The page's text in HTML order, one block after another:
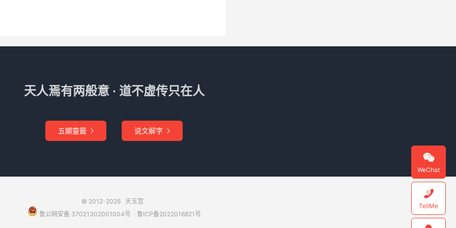
木度、罗犯四火度，计犯四土度也。
水星得令之时，虚日中有火乃败弱之火，既被水制，又
天人焉有两般意 · 道不虚传只在人
五顯靈籤  说文解字 
© 2012-2026 天玉宫
鲁公网安备 37021302001004号 ​​​ · 鲁ICP备2022016821号

WeChat

TellMe